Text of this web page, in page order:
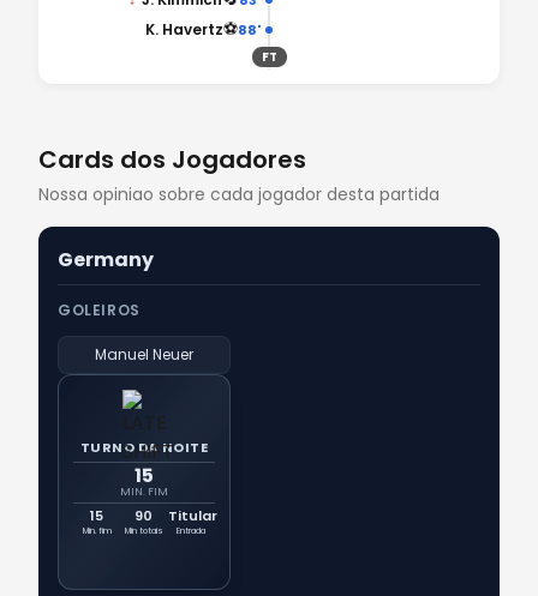
88'
⚽
K. Havertz
FT
Cards dos Jogadores
Nossa opiniao sobre cada jogador desta partida
Germany
GOLEIROS
Manuel Neuer
TURNO DA NOITE
15
MIN. FIM
15
Min. fim
90
Min totais
Titular
Entrada